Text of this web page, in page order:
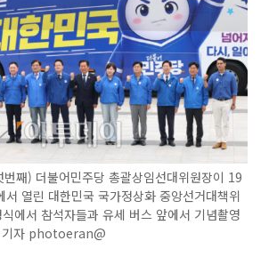
째) 더불어민주당 총괄상임선대위원장이 19
서 열린 대한민국 국가정상화 중앙선거대책위
에서 참석자들과 유세 버스 앞에서 기념촬영
기자 photoeran@